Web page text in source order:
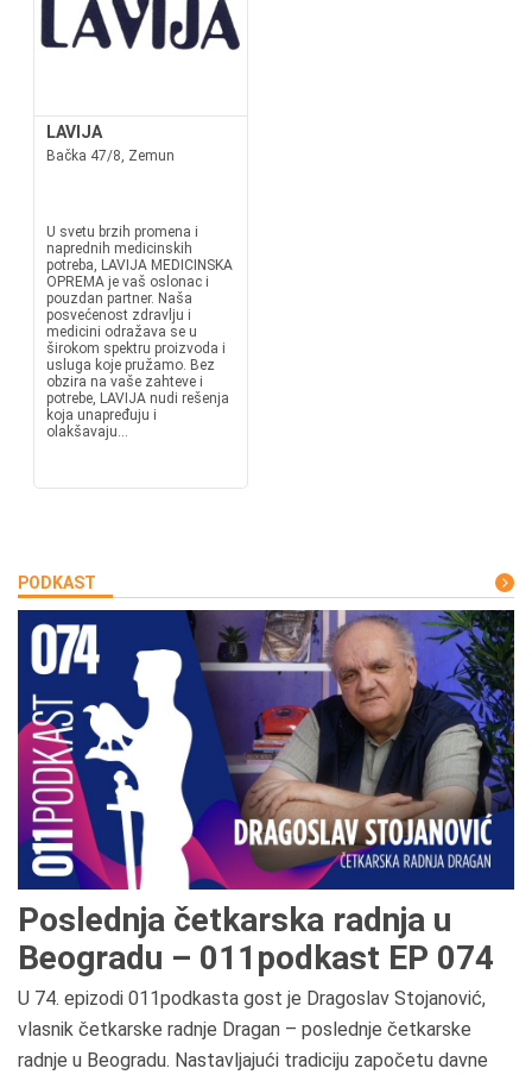
LAVIJA
Bačka 47/8, Zemun
U svetu brzih promena i
naprednih medicinskih
potreba, LAVIJA MEDICINSKA
OPREMA je vaš oslonac i
pouzdan partner. Naša
posvećenost zdravlju i
medicini odražava se u
širokom spektru proizvoda i
usluga koje pružamo. Bez
obzira na vaše zahteve i
potrebe, LAVIJA nudi rešenja
koja unapređuju i
olakšavaju...
PODKAST
Poslednja četkarska radnja u
Beogradu – 011podkast EP 074
U 74. epizodi 011podkasta gost je Dragoslav Stojanović,
vlasnik četkarske radnje Dragan – poslednje četkarske
radnje u Beogradu. Nastavljajući tradiciju započetu davne